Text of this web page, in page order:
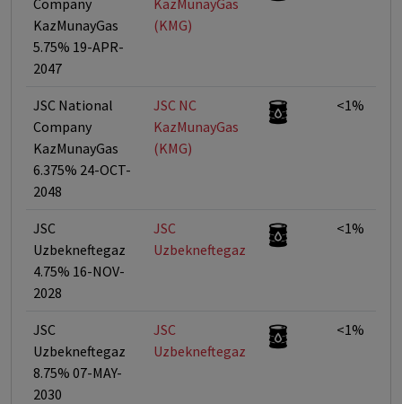
Company
KazMunayGas
5.75% 19-APR-
2047
KazMunayGas
(KMG)
JSC National
Company
KazMunayGas
6.375% 24-OCT-
2048
JSC NC
KazMunayGas
(KMG)
<1%
JSC
Uzbekneftegaz
4.75% 16-NOV-
2028
JSC
Uzbekneftegaz
<1%
JSC
Uzbekneftegaz
8.75% 07-MAY-
2030
JSC
Uzbekneftegaz
<1%